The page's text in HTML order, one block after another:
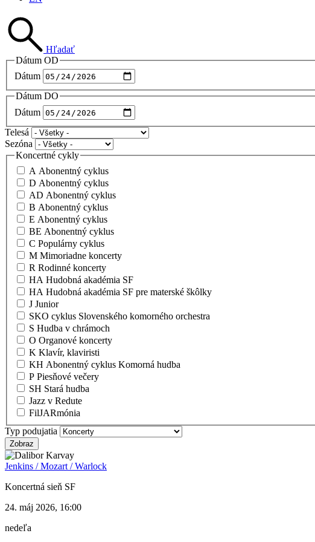
Hľadať
Dátum OD
Dátum
Dátum DO
Dátum
Telesá
Sezóna
Koncertné cykly
A Abonentný cyklus
D Abonentný cyklus
AD Abonentný cyklus
B Abonentný cyklus
E Abonentný cyklus
BE Abonentný cyklus
C Populárny cyklus
M Mimoriadne koncerty
R Rodinné koncerty
HA Hudobná akadémia SF
HA Hudobná akadémia SF pre materské škôlky
J Junior
SKO cyklus Slovenského komorného orchestra
S Hudba v chrámoch
O Organové koncerty
K Klavír, klaviristi
KH Abonentný cyklus Komorná hudba
P Piesňové večery
SH Stará hudba
Jazz v Redute
FilJARmónia
Typ podujatia
Jenkins / Mozart / Warlock
Koncertná sieň SF
24. máj 2026, 16:00
nedeľa